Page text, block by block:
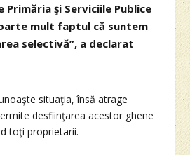
Primăria şi Serviciile Publice
mult faptul că suntem
selectivă”, a declarat
situaţia, însă atrage
desfiinţarea acestor ghene
toţi proprietarii.